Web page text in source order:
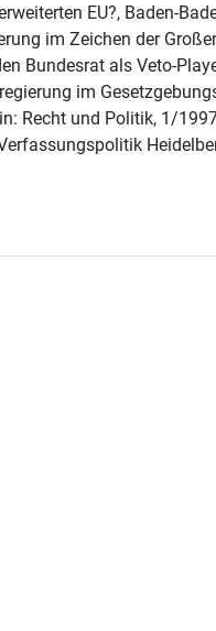
EU?, Baden-
im Zeichen der
Bundesrat als Veto-
im
Recht und Politik, 1/